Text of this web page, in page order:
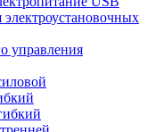
управления